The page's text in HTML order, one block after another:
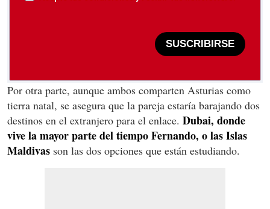
SUSCRIBIRSE
Por otra parte, aunque ambos comparten Asturias como
tierra natal, se asegura que la pareja estaría barajando dos
destinos en el extranjero para el enlace. Dubai, donde
vive la mayor parte del tiempo Fernando, o las Islas
Maldivas son las dos opciones que están estudiando.